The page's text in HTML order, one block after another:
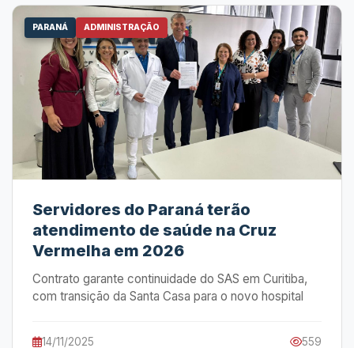
PARANÁ ADMINISTRAÇÃO
Servidores do Paraná terão
atendimento de saúde na Cruz
Vermelha em 2026
Contrato garante continuidade do SAS em Curitiba,
com transição da Santa Casa para o novo hospital
14/11/2025 559